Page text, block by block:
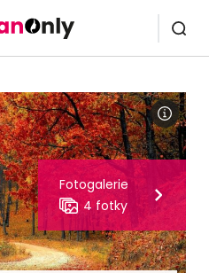
Fotogalerie
4 fotky